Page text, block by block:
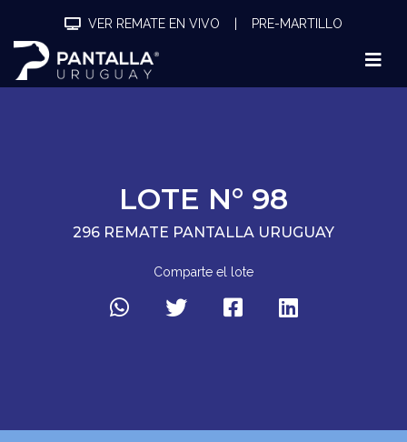
VER REMATE EN VIVO PRE-MARTILLO
LOTE N° 98
296 REMATE PANTALLA URUGUAY
Comparte el lote